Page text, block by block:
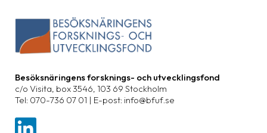
Besöksnäringens forsknings- och utvecklingsfond
c/o Visita, box 3546, 103 69 Stockholm
Tel: 070-736 07 01 | E-post: info@bfuf.se